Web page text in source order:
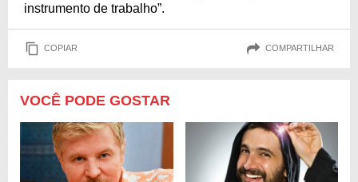
instrumento de trabalho”.
COPIAR COMPARTILHAR
VOCÊ PODE GOSTAR